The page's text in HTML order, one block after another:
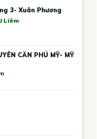
3- Xuân Phương
Liêm
CĂN PHÚ MỸ- MỸ